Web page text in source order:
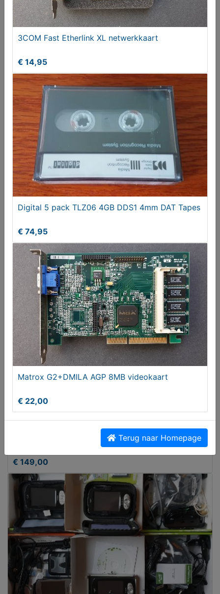
Creatix Ctx601 CNR intern Modem
€ 7,95
PCI ADT Allied Data Technologies 56k Modem
VMPEU560 - S5
€ 6,95
HP C1554C 12-24GB DDS-3 4mm SCSI Internal
€ 149,00
3COM Fast Etherlink XL netwerkkaart
€ 14,95
Digital 5 pack TLZ06 4GB DDS1 4mm DAT Tapes
€ 74,95
Matrox G2+DMILA AGP 8MB videokaart
€ 22,00
Terug naar Homepage